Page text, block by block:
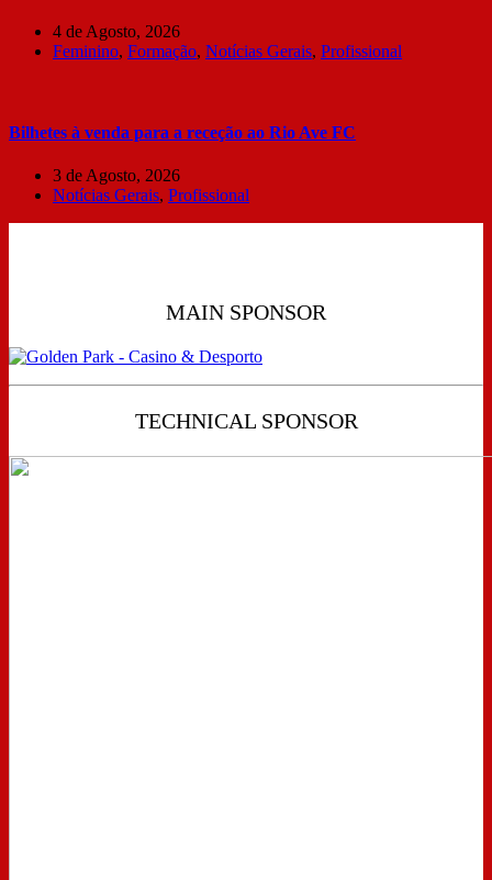
4 de Agosto, 2026
Feminino, Formação, Notícias Gerais, Profissional
Bilhetes à venda para a receção ao Rio Ave FC
3 de Agosto, 2026
Notícias Gerais, Profissional
MAIN SPONSOR
TECHNICAL SPONSOR